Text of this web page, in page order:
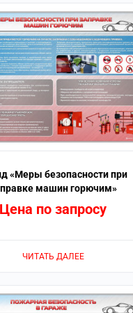
«Меры безопасности при
машин горючим»
Цена по запросу
ЧИТАТЬ ДАЛЕЕ